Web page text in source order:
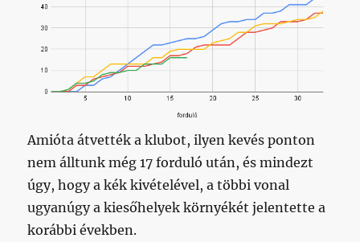
Amióta átvették a klubot, ilyen kevés ponton
nem álltunk még 17 forduló után, és mindezt
úgy, hogy a kék kivételével, a többi vonal
ugyanúgy a kiesőhelyek környékét jelentette a
korábbi években.